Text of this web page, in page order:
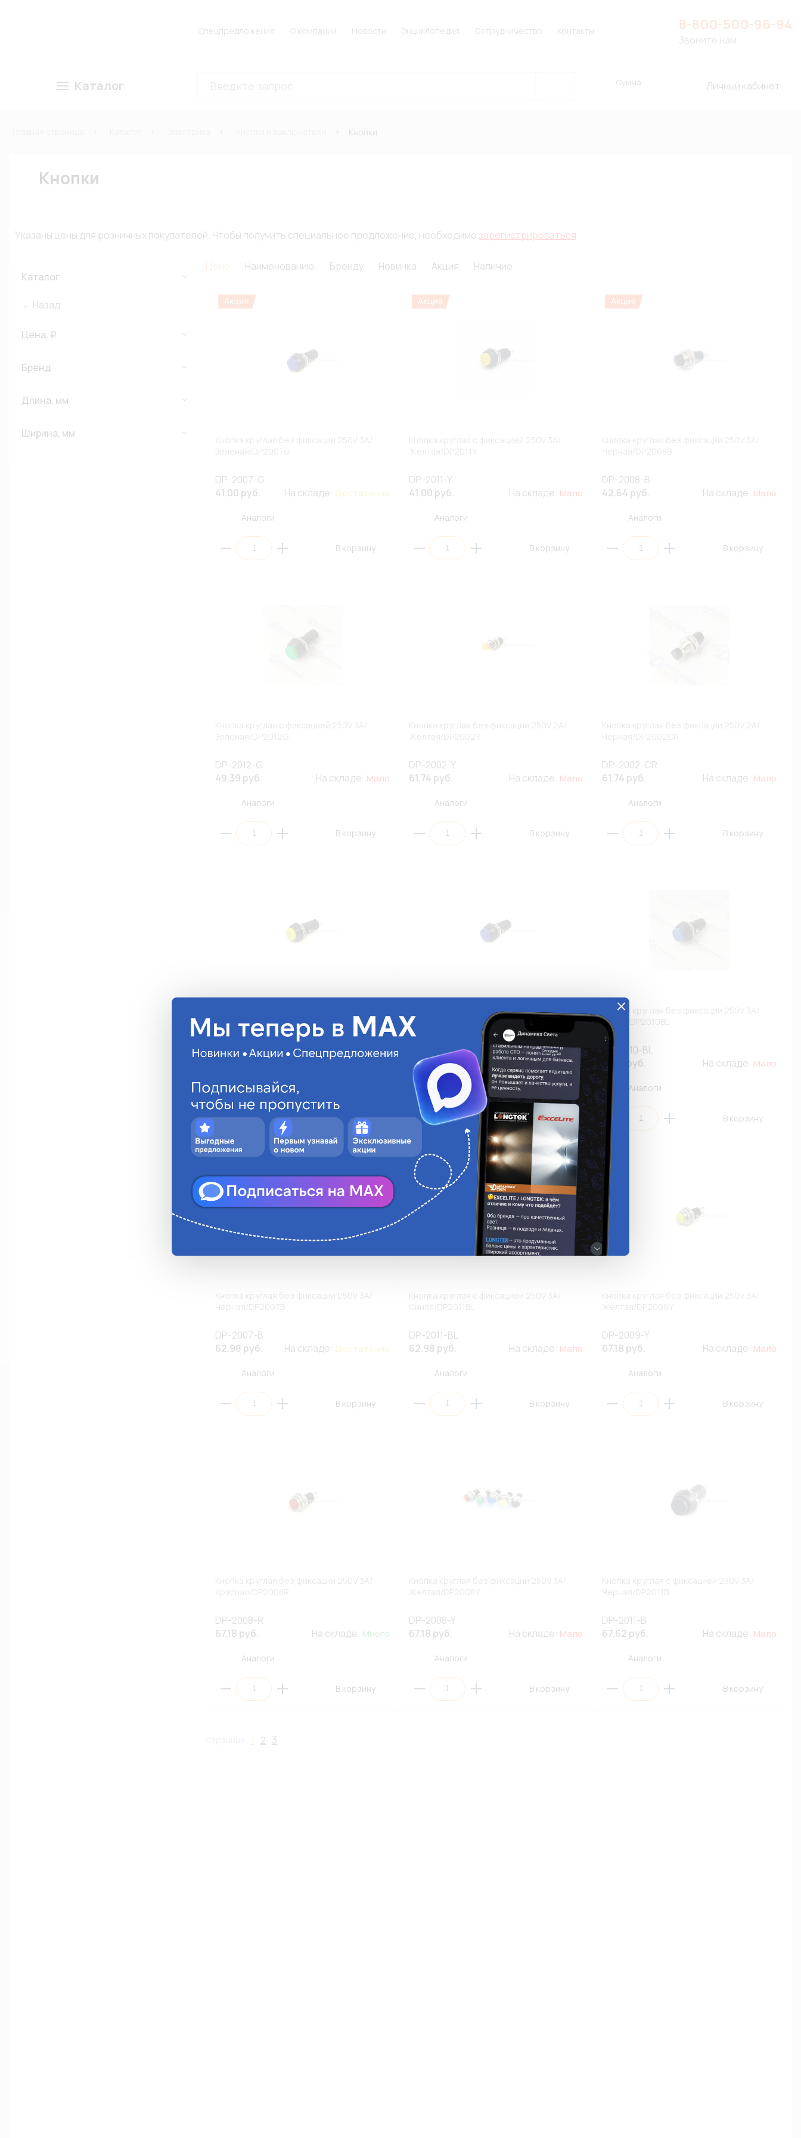
Спецпредложения О компании Новости Энциклопедия Сотрудничество Контакты 8-800-500-96-94
Звоните нам
Каталог Сумма Личный кабинет
Кнопки
Кнопки
Указаны цены для розничных покупателей. Чтобы получить специальное предложение, необходимо зарегистрироваться
Каталог
← Назад
Цена, ₽
Бренд
Длина, мм
Ширина, мм
Цене Наименованию Бренду Новинка Акция Наличие
DP-2007-G
41.00 руб.
На складе: Достаточно
Аналоги
В корзину
DP-2011-Y
41.00 руб.
На складе: Мало
Аналоги
В корзину
DP-2008-B
42.64 руб.
На складе: Мало
Аналоги
В корзину
DP-2012-G
49.39 руб.
На складе: Мало
Аналоги
В корзину
DP-2002-Y
61.74 руб.
На складе: Мало
Аналоги
В корзину
DP-2002-CR
61.74 руб.
На складе: Мало
Аналоги
В корзину
Желтая/DP2010Y
DP-2010-Y
На складе:
Аналоги
В корзину
Кнопка круглая без фиксации 250V 3A/
Синяя/DP2007BL
DP-2007-BL
61.74 руб.
На складе:Достаточно
Аналоги
В корзину
Кнопка круглая без фиксации 250V 3A/
Синяя/DP2010BL
DP-2010-BL
61.74 руб.
На складе: Мало
Аналоги
В корзину
Кнопка круглая без фиксации 250V 3A/
Черная/DP2007B
DP-2007-B
62.98 руб.
На складе: Достаточно
Аналоги
В корзину
Кнопка круглая с фиксацией 250V 3A/
Синяя/DP2011BL
DP-2011-BL
62.98 руб.
На складе: Мало
Аналоги
В корзину
Кнопка круглая без фиксации 250V 3A/
DP-2009-Y
67.18 руб.
На складе: Мало
Аналоги
В корзину
DP-2008-R
67.18 руб.
На складе: Много
Аналоги
В корзину
DP-2008-Y
67.18 руб.
На складе: Мало
Аналоги
В корзину
DP-2011-B
67.62 руб.
На складе: Мало
Аналоги
В корзину
1 2 3